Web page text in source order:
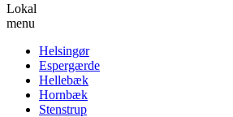
Lokal
menu
Helsingør
Espergærde
Hellebæk
Hornbæk
Stenstrup